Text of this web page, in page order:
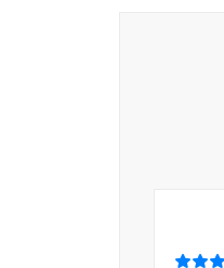
아픈 몸이 되
당뇨약이 치